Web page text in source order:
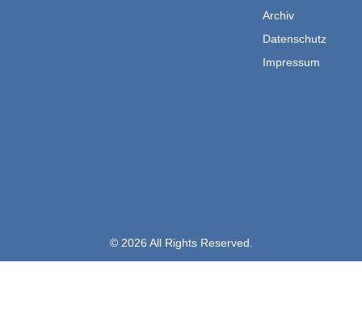
Archiv
Datenschutz
Impressum
© 2026 All Rights Reserved.